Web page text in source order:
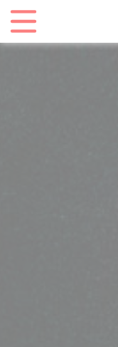
Panneau de gestion des